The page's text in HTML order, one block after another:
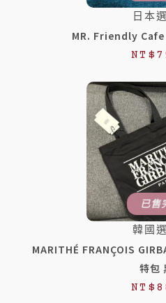
日本
MR. Friendly Cafe
NT$
已售
韓國
MARITHÉ FRANÇOIS
特包
NT$